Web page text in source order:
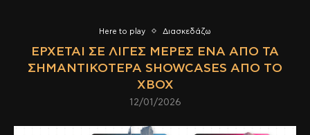
Here to play Διασκεδάζω
ΈΡΧΕΤΑΙ ΣΕ ΛΊΓΕΣ ΜΈΡΕΣ ΈΝΑ ΑΠΌ ΤΑ
ΣΗΜΑΝΤΙΚΌΤΕΡΑ SHOWCASES ΑΠΌ ΤΟ
XBOX
12/01/2026